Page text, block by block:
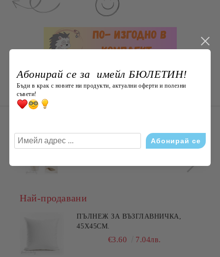
Плюшена раничка „Коте“ 50 см с
джоб – мека и пухкава, ХИТ
Най-продавани
ПЪЛНЕЖ ЗА ВЪЗГЛАВНИЧКА,
45X45СМ.
€3.60 7.04лв.
Абонирай се за имейл БЮЛЕТИН!
Бъди в крак с новите ни продукти, актуални оферти и полезни
съвети!